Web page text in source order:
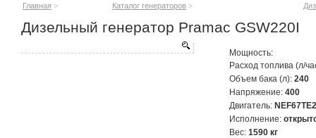
Главная > Каталог генераторов >
Дизельный генератор Pramac GSW220I
Мощность:
Расход топлива (л/
Объем бака (л): 240
Напряжение: 400
Двигатель:
Исполнение:
Вес: 1590 кг